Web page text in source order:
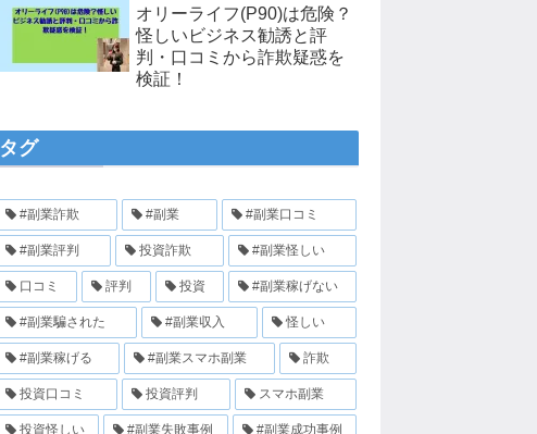
オリーライフ(P90)は危険？
怪しいビジネス勧誘と評
判・口コミから詐欺疑惑を
検証！
タグ
#副業詐欺 #副業 #副業口コミ
#副業評判 投資詐欺 #副業怪しい
口コミ 評判 投資 #副業稼げない
#副業騙された #副業収入 怪しい
#副業稼げる #副業スマホ副業 詐欺
投資口コミ 投資評判 スマホ副業
投資怪しい #副業失敗事例 #副業成功事例